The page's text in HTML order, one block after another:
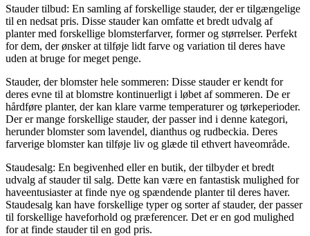
Stauder tilbud: En samling af forskellige stauder, der er tilgængelige
til en nedsat pris. Disse stauder kan omfatte et bredt udvalg af
planter med forskellige blomsterfarver, former og størrelser. Perfekt
for dem, der ønsker at tilføje lidt farve og variation til deres have
uden at bruge for meget penge.
Stauder, der blomster hele sommeren: Disse stauder er kendt for
deres evne til at blomstre kontinuerligt i løbet af sommeren. De er
hårdføre planter, der kan klare varme temperaturer og tørkeperioder.
Der er mange forskellige stauder, der passer ind i denne kategori,
herunder blomster som lavendel, dianthus og rudbeckia. Deres
farverige blomster kan tilføje liv og glæde til ethvert haveområde.
Staudesalg: En begivenhed eller en butik, der tilbyder et bredt
udvalg af stauder til salg. Dette kan være en fantastisk mulighed for
haveentusiaster at finde nye og spændende planter til deres haver.
Staudesalg kan have forskellige typer og sorter af stauder, der passer
til forskellige haveforhold og præferencer. Det er en god mulighed
for at finde stauder til en god pris.